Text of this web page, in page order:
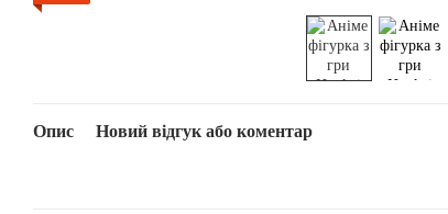
Опис Новий відгук або коментар